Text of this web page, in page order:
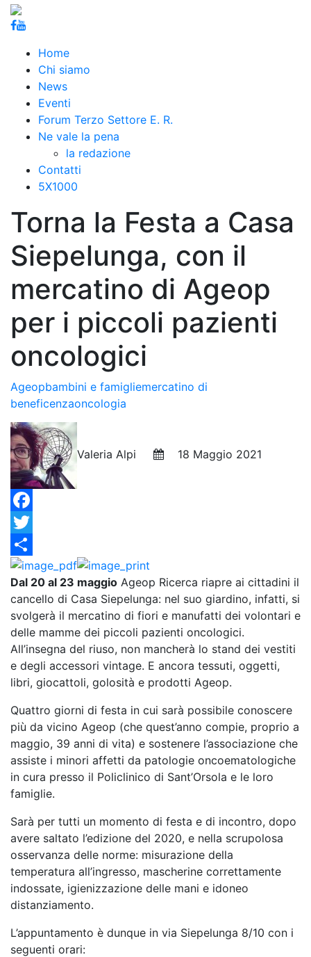
Home
Chi siamo
News
Eventi
Forum Terzo Settore E. R.
Ne vale la pena
la redazione
Contatti
5X1000
Torna la Festa a Casa
Siepelunga, con il
mercatino di Ageop
per i piccoli pazienti
oncologici
Ageopbambini e famigliemercatino di
beneficenzaoncologia
Valeria Alpi 18 Maggio 2021
Facebook
Twitter
Condividi
Dal 20 al 23 maggio Ageop Ricerca riapre ai cittadini il
cancello di Casa Siepelunga: nel suo giardino, infatti, si
svolgerà il mercatino di fiori e manufatti dei volontari e
delle mamme dei piccoli pazienti oncologici.
All’insegna del riuso, non mancherà lo stand dei vestiti
e degli accessori vintage. E ancora tessuti, oggetti,
libri, giocattoli, golosità e prodotti Ageop.
Quattro giorni di festa in cui sarà possibile conoscere
più da vicino Ageop (che quest’anno compie, proprio a
maggio, 39 anni di vita) e sostenere l’associazione che
assiste i minori affetti da patologie oncoematologiche
in cura presso il Policlinico di Sant’Orsola e le loro
famiglie.
Sarà per tutti un momento di festa e di incontro, dopo
avere saltato l’edizione del 2020, e nella scrupolosa
osservanza delle norme: misurazione della
temperatura all’ingresso, mascherine correttamente
indossate, igienizzazione delle mani e idoneo
distanziamento.
L’appuntamento è dunque in via Siepelunga 8/10 con i
seguenti orari: